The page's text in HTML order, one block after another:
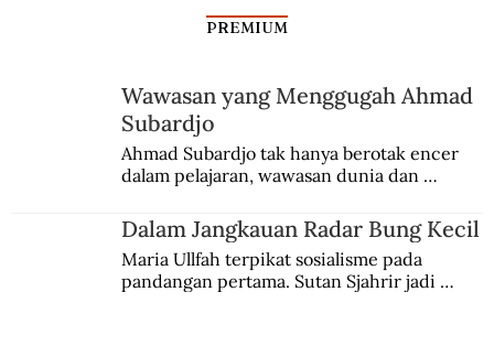
Bertanah Air Indonesia, Bukan
Hadramaut
PREMIUM
Wawasan yang Menggugah Ahmad
Subardjo
Ahmad Subardjo tak hanya berotak encer
dalam pelajaran, wawasan dunia dan
Jules Verne, Multatuli, hingga Sun Yat-sen.
Dalam Jangkauan Radar Bung Kecil
Maria Ullfah terpikat sosialisme pada
pandangan pertama. Sutan Sjahrir jadi